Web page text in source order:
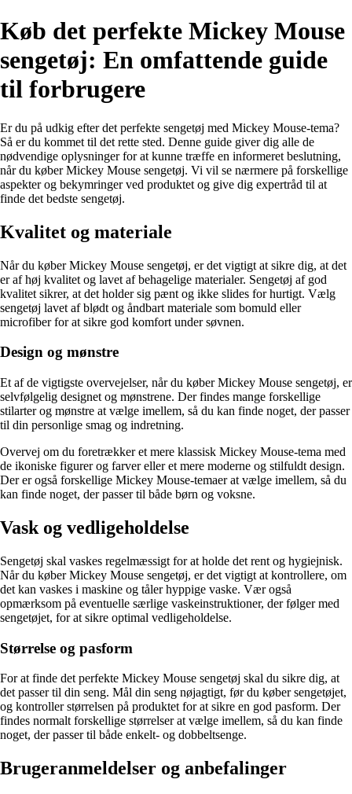
Køb det perfekte Mickey Mouse
sengetøj: En omfattende guide
til forbrugere
Er du på udkig efter det perfekte sengetøj med Mickey Mouse-tema?
Så er du kommet til det rette sted. Denne guide giver dig alle de
nødvendige oplysninger for at kunne træffe en informeret beslutning,
når du køber Mickey Mouse sengetøj. Vi vil se nærmere på forskellige
aspekter og bekymringer ved produktet og give dig expertråd til at
finde det bedste sengetøj.
Kvalitet og materiale
Når du køber Mickey Mouse sengetøj, er det vigtigt at sikre dig, at det
er af høj kvalitet og lavet af behagelige materialer. Sengetøj af god
kvalitet sikrer, at det holder sig pænt og ikke slides for hurtigt. Vælg
sengetøj lavet af blødt og åndbart materiale som bomuld eller
microfiber for at sikre god komfort under søvnen.
Design og mønstre
Et af de vigtigste overvejelser, når du køber Mickey Mouse sengetøj, er
selvfølgelig designet og mønstrene. Der findes mange forskellige
stilarter og mønstre at vælge imellem, så du kan finde noget, der passer
til din personlige smag og indretning.
Overvej om du foretrækker et mere klassisk Mickey Mouse-tema med
de ikoniske figurer og farver eller et mere moderne og stilfuldt design.
Der er også forskellige Mickey Mouse-temaer at vælge imellem, så du
kan finde noget, der passer til både børn og voksne.
Vask og vedligeholdelse
Sengetøj skal vaskes regelmæssigt for at holde det rent og hygiejnisk.
Når du køber Mickey Mouse sengetøj, er det vigtigt at kontrollere, om
det kan vaskes i maskine og tåler hyppige vaske. Vær også
opmærksom på eventuelle særlige vaskeinstruktioner, der følger med
sengetøjet, for at sikre optimal vedligeholdelse.
Størrelse og pasform
For at finde det perfekte Mickey Mouse sengetøj skal du sikre dig, at
det passer til din seng. Mål din seng nøjagtigt, før du køber sengetøjet,
og kontroller størrelsen på produktet for at sikre en god pasform. Der
findes normalt forskellige størrelser at vælge imellem, så du kan finde
noget, der passer til både enkelt- og dobbeltsenge.
Brugeranmeldelser og anbefalinger